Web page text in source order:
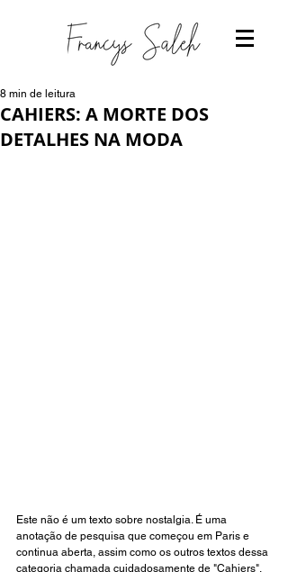
CAHIERS: A MORTE DOS
DETALHES NA MODA
8 min de leitura
Este não é um texto sobre nostalgia. É uma
anotação de pesquisa que começou em Paris e
continua aberta, assim como os outros textos dessa
categoria chamada cuidadosamente de "Cahiers".